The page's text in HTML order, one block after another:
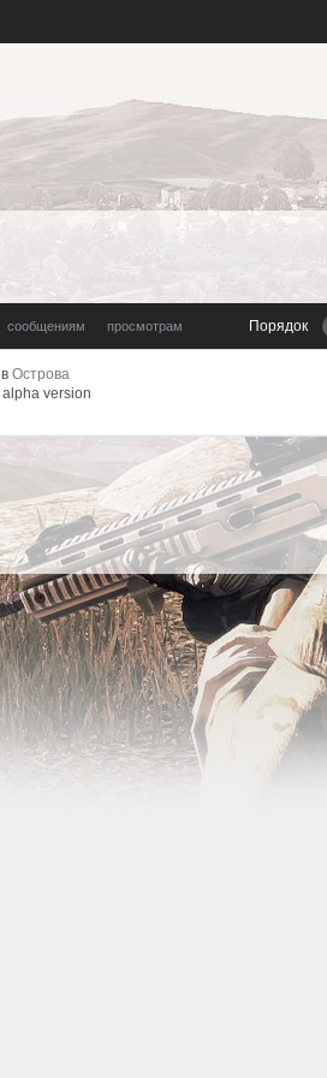
сообщениям просмотрам Порядок
в Острова
alpha version